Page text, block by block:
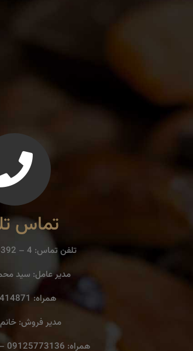
تماس
تلفن تماس: 4 – 56230392(021)
مدير عامل: سيد
همراه: 09121414871
مدیر فروش:
همراه: 09125773136 – 09128050219